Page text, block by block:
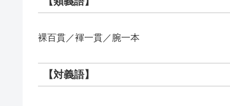
裸百貫／褌一貫／腕一本
【対義語】